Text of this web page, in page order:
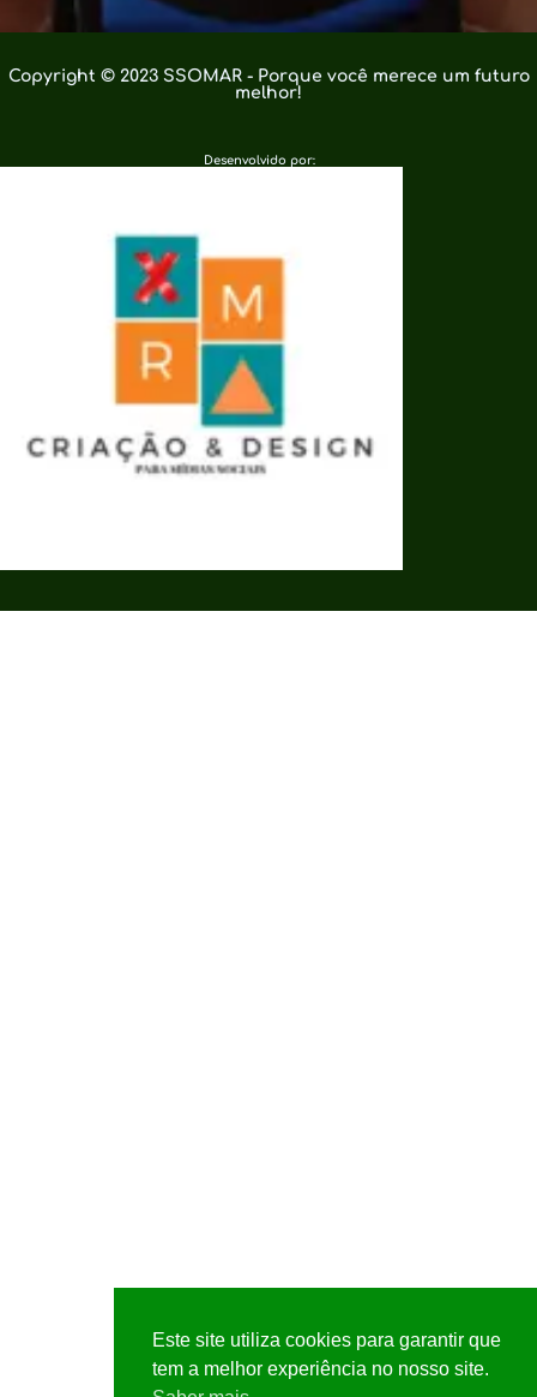
Copyright © 2023 SSOMAR - Porque você merece um futuro
melhor!
Desenvolvido por:
Este site utiliza cookies para garantir que
tem a melhor experiência no nosso site.